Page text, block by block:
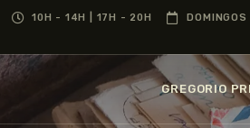
10H - 14H | 17H - 20H
GREGORIO